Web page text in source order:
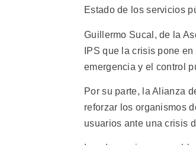
Estado de los servicios
Guillermo Sucal, de la
IPS que la crisis pone
emergencia y el control
Por su parte, la Alianza
reforzar los organismos
usuarios ante una crisis